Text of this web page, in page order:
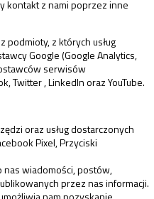
kontakt z nami poprzez inne
z których usług
Google (Google Analytics,
serwisów
Twitter , LinkedIn oraz YouTube.
oraz usług dostarczonych
Pixel, Przyciski
nas wiadomości, postów,
przez nas informacji.